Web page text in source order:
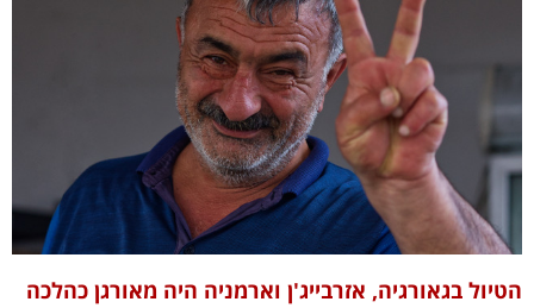
הטיול בגאורגיה, אזרבייג'ן וארמניה היה מאורגן כהלכה